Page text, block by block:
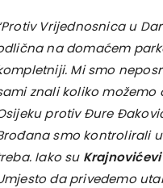
Vrijednosnica u
na domaćem
Mi smo
znali koliko možemo
protiv Đure
smo kontrolirali
Iako su Krajnovićevi
da privedemo